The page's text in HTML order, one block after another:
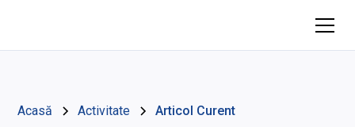
Acasă Activitate Articol Curent